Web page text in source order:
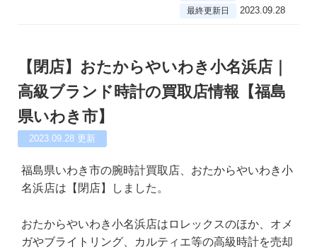
最終更新日 2023.09.28
【閉店】おたからやいわき小名浜店｜
高級ブランド時計の買取店情報【福島
県いわき市】
2023.09.28 更新
福島県いわき市の腕時計買取店、おたからやいわき小
名浜店は【閉店】しました。
おたからやいわき小名浜店はロレックスのほか、オメ
ガやブライトリング、カルティエ等の高級時計を売却